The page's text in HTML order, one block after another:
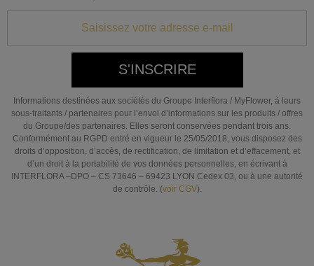
S'INSCRIRE
Informations destinées aux sociétés du Groupe Interflora / MyFlower, à leurs
sous-traitants / partenaires pour l’envoi d’informations sur les produits / offres
du Groupe/des partenaires. Elles seront conservées pendant trois ans.
Conformément au RGPD entré en vigueur le 25/05/2018, vous disposez des
droits d’opposition, d’accès, de rectification, de limitation et d’effacement, et
d’un droit à la portabilité de vos données personnelles, en écrivant à
INTERFLORA –DPO – CS 73646 – 69423 LYON Cedex 03, ou à une autorité
de contrôle. (voir CGV).